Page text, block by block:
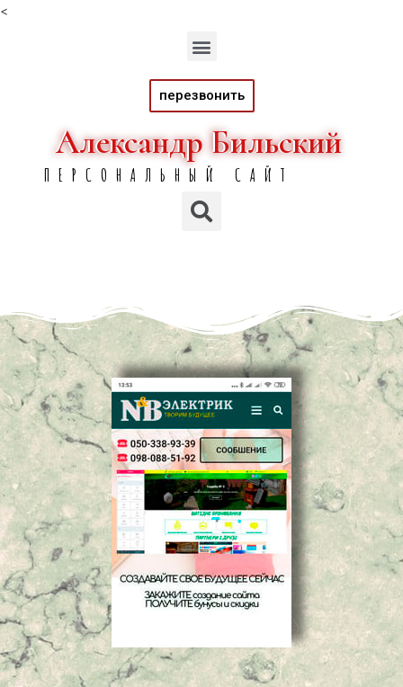
<
перезвонить
Александр Бильский
Александр Бильский
ПЕРСОНАЛЬНЫЙ САЙТ